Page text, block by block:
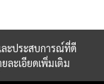
ละประสบการณ์ที่ดี
ละเอียดเพิ่มเติม